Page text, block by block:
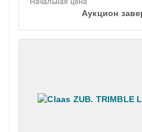
Аукцион